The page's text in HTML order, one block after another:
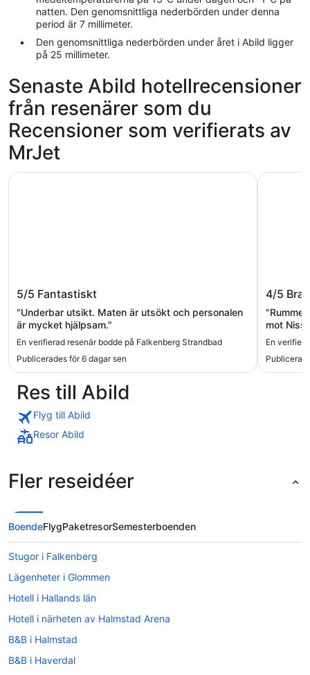
natten. Den genomsnittliga nederbörden under denna
period är 7 millimeter.
Den genomsnittliga nederbörden under året i Abild ligger
på 25 millimeter.
Senaste Abild hotellrecensioner
från resenärer som du
Recensioner som verifierats av
MrJet
Falkenberg Strandbad
5/5 Fantastiskt
"Underbar utsikt. Maten är utsökt och personalen
är mycket hjälpsam."
En verifierad resenär bodde på Falkenberg Strandbad
Publicerades för 6 dagar sen
Falkenberg Strandbad
4/5 Bra
mot Nissan och
En
Scandic
Res till Abild
Flyg till Abild
Resor Abild
Fler reseidéer
BoendeFlygPaketresorSemesterboenden
Stugor i Falkenberg
Lägenheter i Glommen
Hotell i Hallands län
Hotell i närheten av Halmstad Arena
B&B i Halmstad
B&B i Haverdal